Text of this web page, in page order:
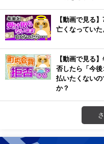
【動画で見る
亡くなってい
【動画で見る
否したら「今
払いたくないの
か？